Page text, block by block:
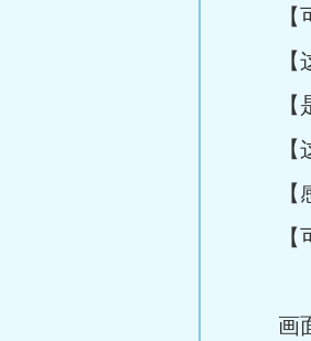
【可
【这
【是
【这
【感
【可
画面